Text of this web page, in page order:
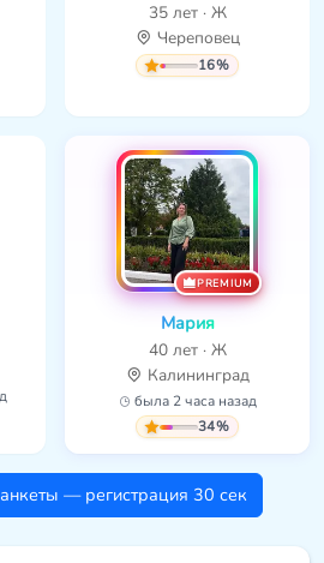
35 лет · Ж
Череповец
16%
PREMIUM
Мария
40 лет · Ж
Калининград
была 2 часа назад
34%
— регистрация 30 сек